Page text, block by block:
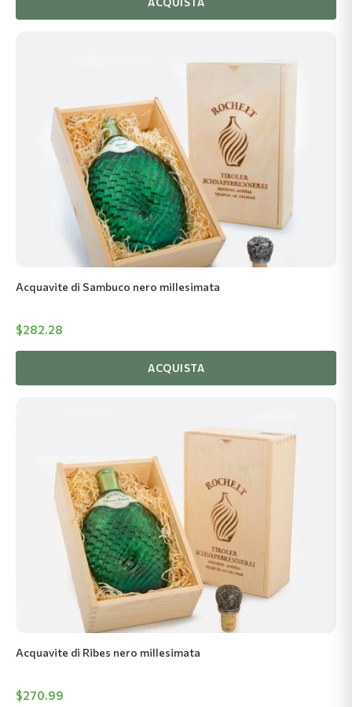
ACQUISTA
Acquavite di Sambuco nero millesimata
$282.28
ACQUISTA
Acquavite di Ribes nero millesimata
$270.99